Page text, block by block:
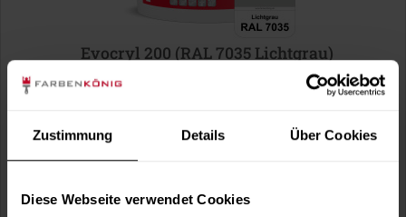
Zustimmung Details Über Cookies
Diese Webseite verwendet Cookies
Evocryl 200 (RAL 7035 Lichtgrau)
Verschmutzungsunempfindliche 100%...
100 % Reinacrylat-Fassadenfarbe, hoch wetterbeständig,
Verfügbare Varianten
1 Liter